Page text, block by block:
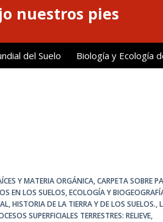
nuestros pies
del Suelo Biología y Ecología
Y MATERIA ORGÁNICA,CARPETA SOBRE
EN LOS SUELOS,ECOLOGÍA Y
,HISTORIA DE LA TIERRA Y DE LOS SUELOS.,
SUPERFICIALES TERRESTRES: RELIEVE,